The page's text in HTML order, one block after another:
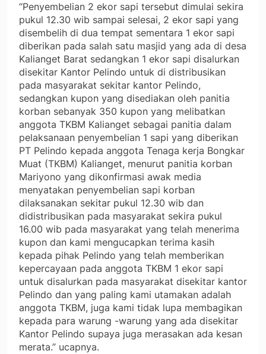
“Penyembelian 2 ekor sapi tersebut dimulai sekira
pukul 12.30 wib sampai selesai, 2 ekor sapi yang
disembelih di dua tempat sementara 1 ekor sapi
diberikan pada salah satu masjid yang ada di desa
Kalianget Barat sedangkan 1 ekor sapi disalurkan
disekitar Kantor Pelindo untuk di distribusikan
pada masyarakat sekitar kantor Pelindo,
sedangkan kupon yang disediakan oleh panitia
korban sebanyak 350 kupon yang melibatkan
anggota TKBM Kalianget sebagai panitia dalam
pelaksanaan penyembelian 1 sapi yang diberikan
PT Pelindo kepada anggota Tenaga kerja Bongkar
Muat (TKBM) Kalianget, menurut panitia korban
Mariyono yang dikonfirmasi awak media
menyatakan penyembelian sapi korban
dilaksanakan sekitar pukul 12.30 wib dan
didistribusikan pada masyarakat sekira pukul
16.00 wib pada masyarakat yang telah menerima
kupon dan kami mengucapkan terima kasih
kepada pihak Pelindo yang telah memberikan
kepercayaan pada anggota TKBM 1 ekor sapi
untuk disalurkan pada masyarakat disekitar kantor
Pelindo dan yang paling kami utamakan adalah
anggota TKBM, juga kami tidak lupa membagikan
kepada para warung -warung yang ada disekitar
Kantor Pelindo supaya juga merasakan ada kesan
merata.” ucapnya.